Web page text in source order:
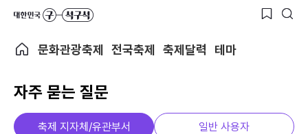
문화관광축제 전국축제 축제달력 테마
자주 묻는 질문
축제 지자체/유관부서 일반 사용자